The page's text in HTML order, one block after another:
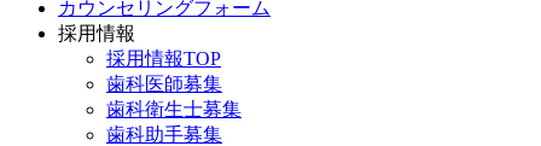
カウンセリングフォーム
採用情報
採用情報TOP
歯科医師募集
歯科衛生士募集
歯科助手募集